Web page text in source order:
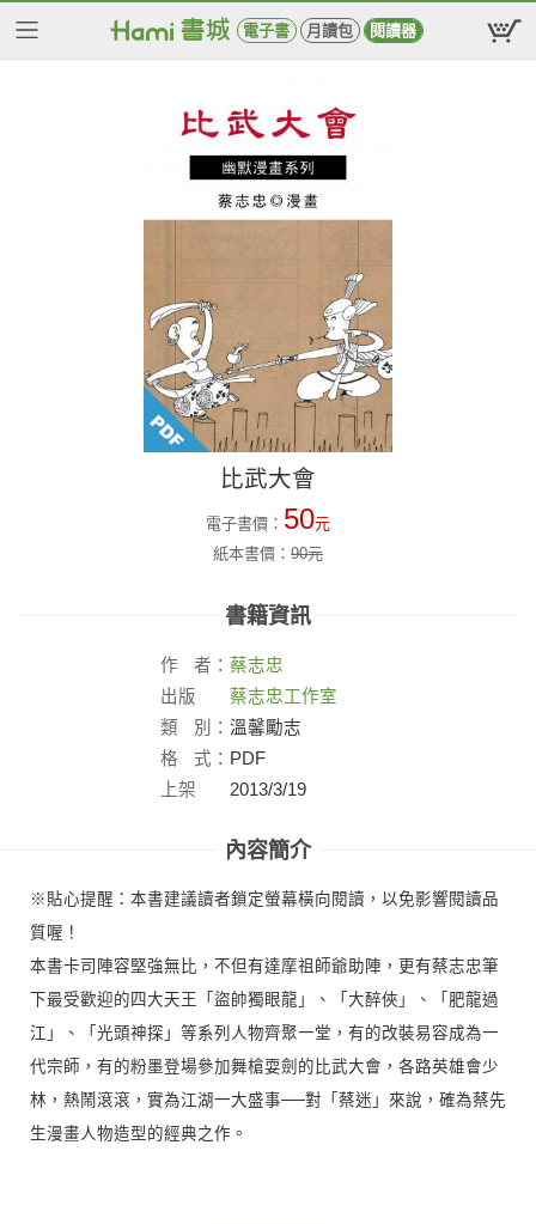
電子書 月讀包 閱讀器
比武大會
電子書價： 50元
紙本書價： 90元
書籍資訊
作 者： 蔡志忠
出版
社：
蔡志忠工作室
類
別： 溫馨勵志
格
式： PDF
上架
2013/3/19
內容簡介
※貼心提醒：本書建議讀者鎖定螢幕橫向閱讀，以免影響閱讀品
質喔！
本書卡司陣容堅強無比，不但有達摩祖師爺助陣，更有蔡志忠筆
下最受歡迎的四大天王「盜帥獨眼龍」、「大醉俠」、「肥龍過
江」、「光頭神探」等系列人物齊聚一堂，有的改裝易容成為一
代宗師，有的粉墨登場參加舞槍耍劍的比武大會，各路英雄會少
林，熱鬧滾滾，實為江湖一大盛事──對「蔡迷」來說，確為蔡先
生漫畫人物造型的經典之作。